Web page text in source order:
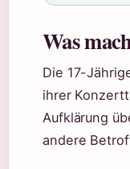
Was
Die 17-
ihrer
Aufklärung
andere